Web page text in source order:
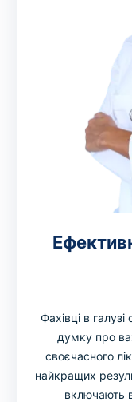
Фахівці в
думку про
своєчасного
найкращих
включають